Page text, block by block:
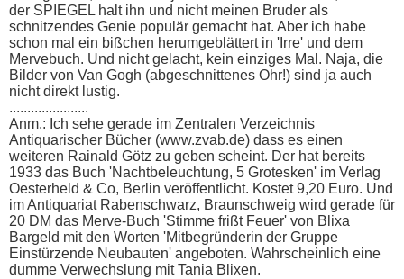
der SPIEGEL halt ihn und nicht meinen Bruder als
schnitzendes Genie populär gemacht hat. Aber ich habe
schon mal ein bißchen herumgeblättert in 'Irre' und dem
Mervebuch. Und nicht gelacht, kein einziges Mal. Naja, die
Bilder von Van Gogh (abgeschnittenes Ohr!) sind ja auch
nicht direkt lustig.
......................
Anm.: Ich sehe gerade im Zentralen Verzeichnis
Antiquarischer Bücher (www.zvab.de) dass es einen
weiteren Rainald Götz zu geben scheint. Der hat bereits
1933 das Buch 'Nachtbeleuchtung, 5 Grotesken' im Verlag
Oesterheld & Co, Berlin veröffentlicht. Kostet 9,20 Euro. Und
im Antiquariat Rabenschwarz, Braunschweig wird gerade für
20 DM das Merve-Buch 'Stimme frißt Feuer' von Blixa
Bargeld mit den Worten 'Mitbegründerin der Gruppe
Einstürzende Neubauten' angeboten. Wahrscheinlich eine
dumme Verwechslung mit Tania Blixen.